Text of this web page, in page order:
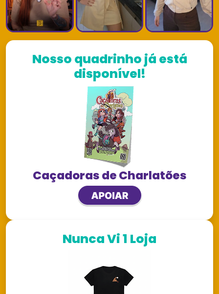
Nosso quadrinho já está
disponível!
Caçadoras de Charlatões
Nunca Vi 1 Loja